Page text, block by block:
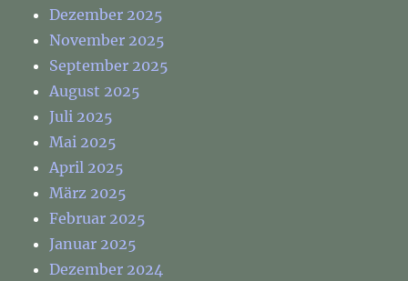
Dezember 2025
November 2025
September 2025
August 2025
Juli 2025
Mai 2025
April 2025
März 2025
Februar 2025
Januar 2025
Dezember 2024